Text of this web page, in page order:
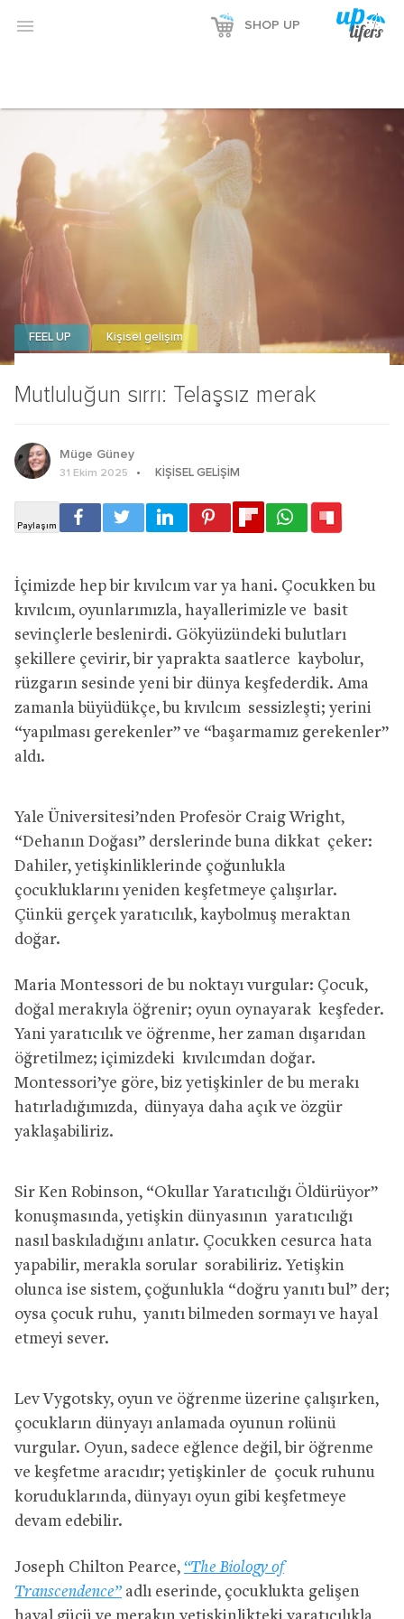
 SHOP UP
Mutluluğun sırrı: Telaşsız merak
FEEL UP Kişisel gelişim
Müge Güney
31 Ekim 2025 KIŞISEL GELIŞIM
İçimizde hep bir kıvılcım var ya hani. Çocukken bu
kıvılcım, oyunlarımızla, hayallerimizle ve basit
sevinçlerle beslenirdi. Gökyüzündeki bulutları
şekillere çevirir, bir yaprakta saatlerce kaybolur,
rüzgarın sesinde yeni bir dünya keşfederdik. Ama
zamanla büyüdükçe, bu kıvılcım sessizleşti; yerini
“yapılması gerekenler” ve “başarmamız gerekenler”
aldı.
Yale Üniversitesi’nden Profesör Craig Wright,
“Dehanın Doğası” derslerinde buna dikkat çeker:
Dahiler, yetişkinliklerinde çoğunlukla
çocukluklarını yeniden keşfetmeye çalışırlar.
Çünkü gerçek yaratıcılık, kaybolmuş meraktan
doğar.
Maria Montessori de bu noktayı vurgular: Çocuk,
doğal merakıyla öğrenir; oyun oynayarak keşfeder.
Yani yaratıcılık ve öğrenme, her zaman dışarıdan
öğretilmez; içimizdeki kıvılcımdan doğar.
Montessori’ye göre, biz yetişkinler de bu merakı
hatırladığımızda, dünyaya daha açık ve özgür
yaklaşabiliriz.
Sir Ken Robinson, “Okullar Yaratıcılığı Öldürüyor”
konuşmasında, yetişkin dünyasının yaratıcılığı
nasıl baskıladığını anlatır. Çocukken cesurca hata
yapabilir, merakla sorular sorabiliriz. Yetişkin
olunca ise sistem, çoğunlukla “doğru yanıtı bul” der;
oysa çocuk ruhu, yanıtı bilmeden sormayı ve hayal
etmeyi sever.
Lev Vygotsky, oyun ve öğrenme üzerine çalışırken,
çocukların dünyayı anlamada oyunun rolünü
vurgular. Oyun, sadece eğlence değil, bir öğrenme
ve keşfetme aracıdır; yetişkinler de çocuk ruhunu
koruduklarında, dünyayı oyun gibi keşfetmeye
devam edebilir.
Joseph Chilton Pearce, “The Biology of
Transcendence” adlı eserinde, çocuklukta gelişen